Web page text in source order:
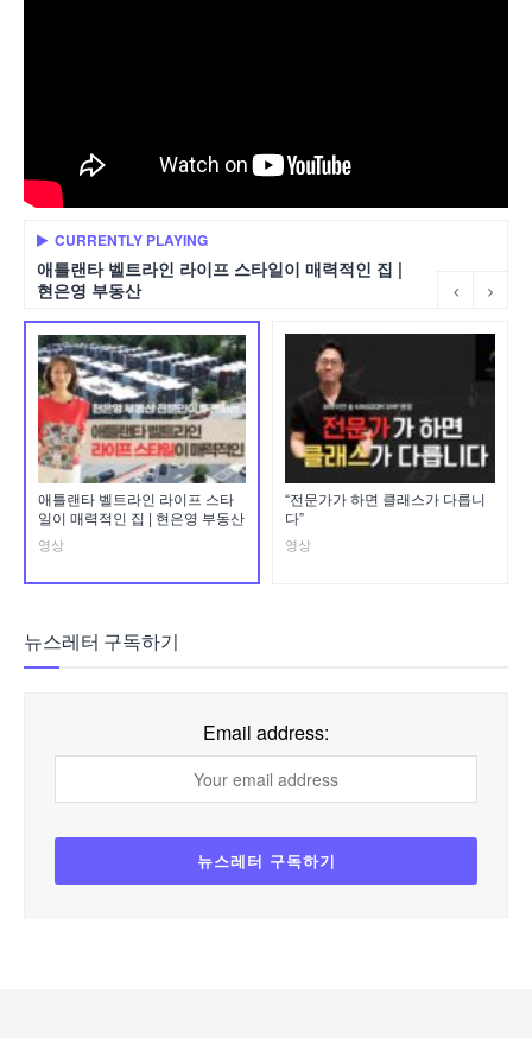
CURRENTLY PLAYING
애틀랜타 벨트라인 라이프 스타일이 매력적인 집 |
현은영 부동산
애틀랜타 벨트라인 라이프 스타
일이 매력적인 집 | 현은영 부동산
영상
“전문가가 하면 클래스가 다릅니
다”
영상
뉴스레터 구독하기
Email address: